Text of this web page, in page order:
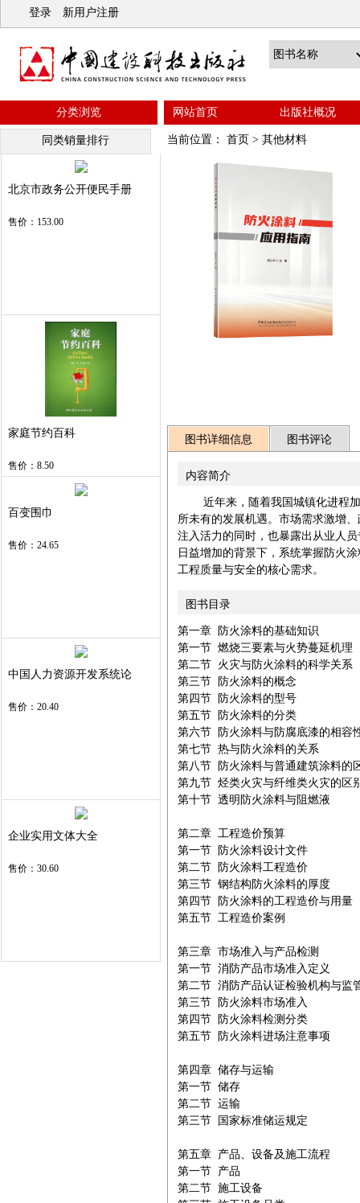
登录 新用户注册
分类浏览 网站首页 出版社概况
同类销量排行
北京市政务公开便民手册
售价：153.00
家庭节约百科
售价：8.50
百变围巾
售价：24.65
中国人力资源开发系统论
售价：20.40
企业实用文体大全
售价：30.60
当前位置： 首页 > 其他材料
图书详细信息 图书评论
内容简介
近年来，随着我国城镇化进程
所未有的发展机遇。市场需求激增
注入活力的同时，也暴露出从业人
日益增加的背景下，系统掌握防火
工程质量与安全的核心需求。
图书目录
第一章 防火涂料的基础知识
第一节 燃烧三要素与火势蔓延机理
第二节 火灾与防火涂料的科学关系
第三节 防火涂料的概念
第四节 防火涂料的型号
第五节 防火涂料的分类
第六节 防火涂料与防腐底漆的相容
第七节 热与防火涂料的关系
第八节 防火涂料与普通建筑涂料的
第九节 烃类火灾与纤维类火灾的区
第十节 透明防火涂料与阻燃液
第二章 工程造价预算
第一节 防火涂料设计文件
第二节 防火涂料工程造价
第三节 钢结构防火涂料的厚度
第四节 防火涂料的工程造价与用量
第五节 工程造价案例
第三章 市场准入与产品检测
第一节 消防产品市场准入定义
第二节 消防产品认证检验机构与监
第三节 防火涂料市场准入
第四节 防火涂料检测分类
第五节 防火涂料进场注意事项
第四章 储存与运输
第一节 储存
第二节 运输
第三节 国家标准储运规定
第五章 产品、设备及施工流程
第一节 产品
第二节 施工设备